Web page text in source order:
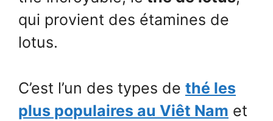
qui provient des étamines de
lotus.
C’est l’un des types de thé les
plus populaires au Viêt Nam et